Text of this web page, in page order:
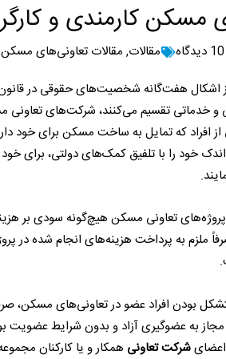
مسکن کارمندی و
10 دیدگاه مقالات, مقالات تعاونی‌های مسکن
اشکال هفت‌گانه شخصیت‌های حقوقی در
و خدماتی تقسیم می‌کنند، شرکت‌های تعاونی
افراد که تمایل به ساخت مسکن برای خود
خود را با تلفیق کمک‌های دولتی، برای
تعاونی مسکن هیچ‌گونه سودی بر
ملزم به پرداخت هزینه‌های انجام شده در
بودن افراد عضو در تعاونی‌های مسکن،
به عضوگیری آزاد و بدون شرایط عضویت
شرکت تعاونی همکار و یا کارکنان